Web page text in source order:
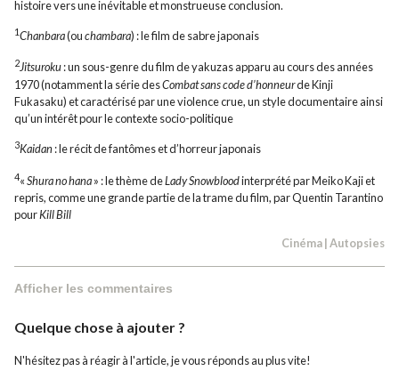
histoire vers une inévitable et monstrueuse conclusion.
1Chanbara(ouchambara) : le film de sabre japonais
2Jitsuroku: un sous-genre du film de yakuzas apparu au cours des années
1970 (notamment la série desCombat sans code d’honneurde Kinji
Fukasaku) et caractérisé par une violence crue, un style documentaire ainsi
qu’un intérêt pour le contexte socio-politique
3Kaidan : le récit de fantômes et d’horreur japonais
4«Shura no hana» : le thème deLady Snowbloodinterprété par Meiko Kaji et
repris, comme une grande partie de la trame du film, par Quentin Tarantino
pourKill Bill
Cinéma|Autopsies
Afficher les commentaires
Quelque chose à ajouter ?
N'hésitez pas à réagir à l'article, je vous réponds au plus vite!